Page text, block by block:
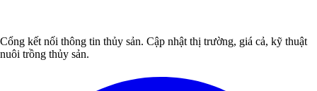
Cổng kết nối thông tin thủy sản. Cập nhật thị trường, giá cả, kỹ thuật
nuôi trồng thủy sản.